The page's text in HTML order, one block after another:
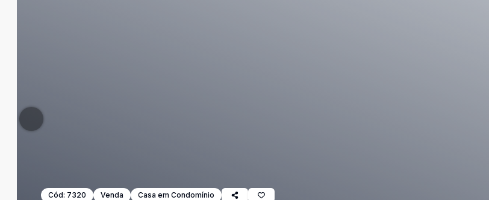
Cód: 7320 Venda Casa em Condomínio